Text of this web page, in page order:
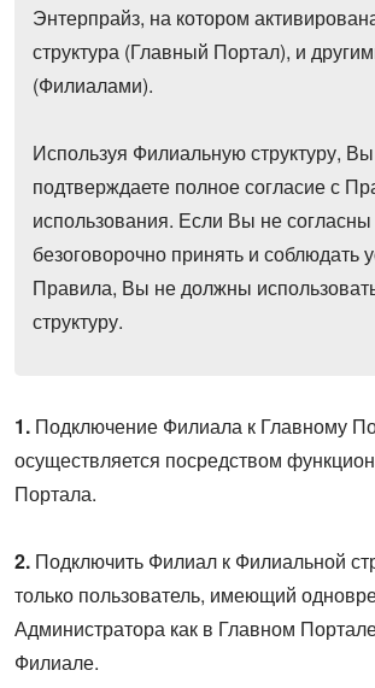
Энтерпрайз, на котором
структура (Главный Портал), и
(Филиалами).
Используя Филиальную структуру, Вы
подтверждаете полное согласие с
использования. Если Вы не согласны
безоговорочно принять и соблюдать
Правила, Вы не должны
структуру.
1. Подключение Филиала к Главному
осуществляется посредством
Портала.
2. Подключить Филиал к Филиальной
только пользователь, имеющий
Администратора как в Главном
Филиале.